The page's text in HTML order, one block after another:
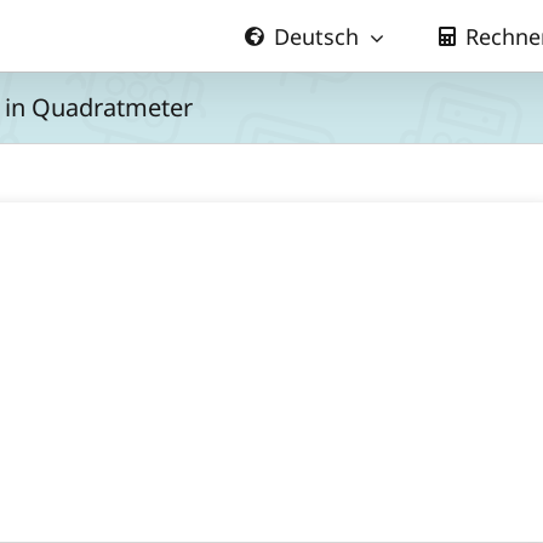
Deutsch
in Quadratmeter